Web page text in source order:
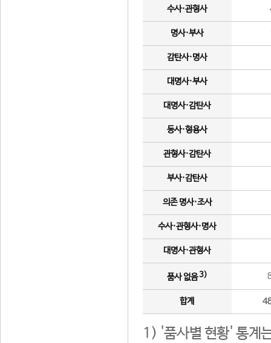
수사·관형사
명사·부사
감탄사·명사
대명사·부사
대명사·감탄사
동사·형용사
관형사·감탄사
부사·감탄사
의존 명사·조사
수사·관형사·명사
대명사·관형사
품사 없음3)
합계
1) '품사별 현황' 통계